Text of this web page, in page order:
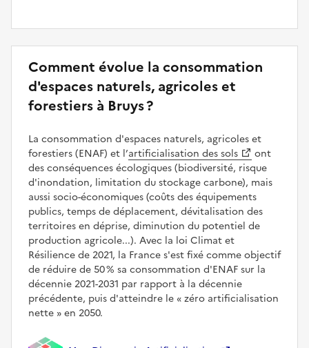
Comment évolue la consommation
d'espaces naturels, agricoles et
forestiers à Bruys ?
La consommation d'espaces naturels, agricoles et
forestiers (ENAF) et l’artificialisation des sols
ont
des conséquences écologiques (biodiversité, risque
d'inondation, limitation du stockage carbone), mais
aussi socio-économiques (coûts des équipements
publics, temps de déplacement, dévitalisation des
territoires en déprise, diminution du potentiel de
production agricole...). Avec la loi Climat et
Résilience de 2021, la France s'est fixé comme objectif
de réduire de 50 % sa consommation d'ENAF sur la
décennie 2021-2031 par rapport à la décennie
précédente, puis d'atteindre le
zéro artificialisation
nette
en 2050.